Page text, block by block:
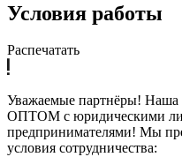
Условия работы
Распечатать
Уважаемые партнёры!
ОПТОМ с юридическими
предпринимателями! Мы
условия сотрудничества: